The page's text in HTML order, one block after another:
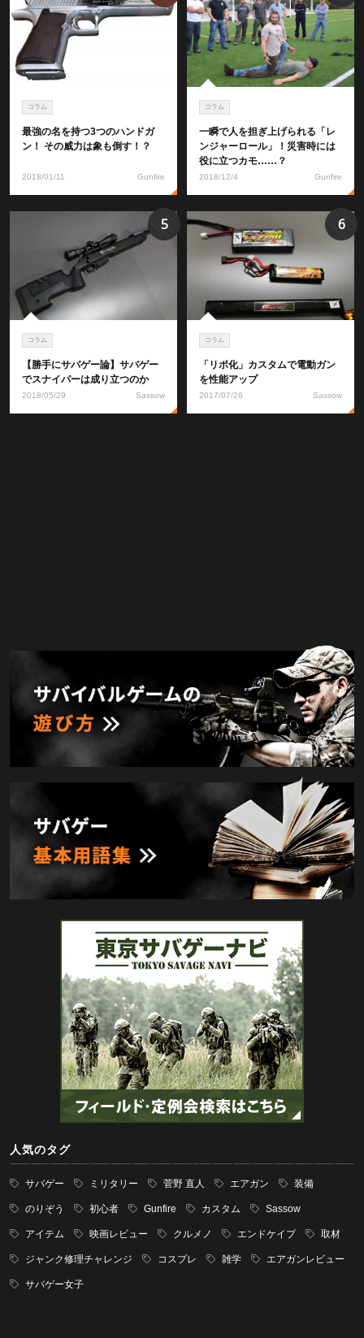
コラム
最強の名を持つ3つのハンドガ
ン！ その威力は象も倒す！？
2018/01/11 Gunfire
コラム
一瞬で人を担ぎ上げられる「レ
ンジャーロール」！災害時には
役に立つカモ……？
2018/12/4 Gunfire
コラム
【勝手にサバゲー論】サバゲー
でスナイパーは成り立つのか
2018/05/29 Sassow
5
コラム
「リポ化」カスタムで電動ガン
を性能アップ
2017/07/26 Sassow
6
人気のタグ
サバゲー ミリタリー 菅野 直人 エアガン 装備
のりぞう 初心者 Gunfire カスタム Sassow
アイテム 映画レビュー クルメノ エンドケイプ 取材
ジャンク修理チャレンジ コスプレ 雑学 エアガンレビュー
サバゲー女子